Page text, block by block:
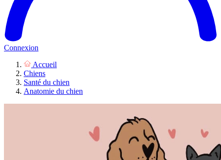
Connexion
Accueil
Chiens
Santé du chien
Anatomie du chien